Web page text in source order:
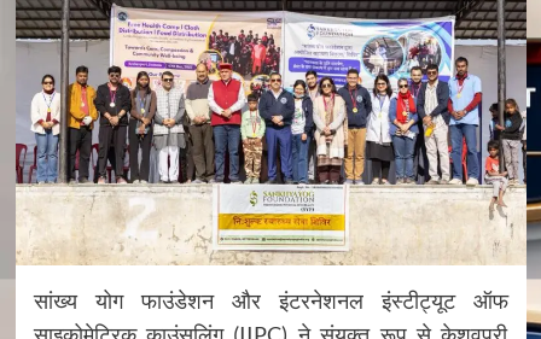
सांख्य योग फाउंडेशन और इंटरनेशनल इंस्टीट्यूट ऑफ